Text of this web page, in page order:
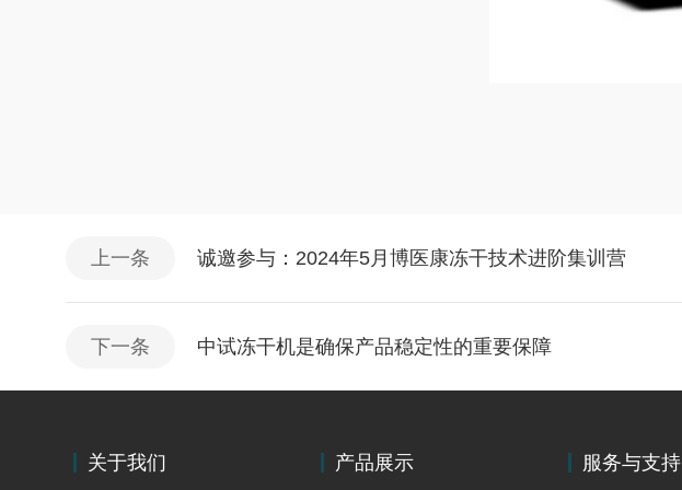
上一条 诚邀参与：2024年5月博医康冻干技术进阶集训营
下一条 中试冻干机是确保产品稳定性的重要保障
关于我们 产品展示 服务与支持